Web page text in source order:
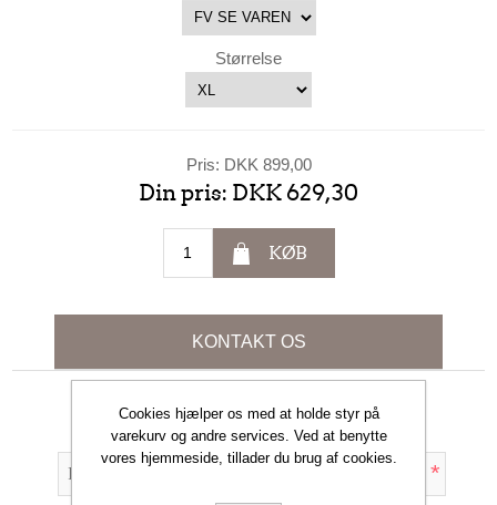
Størrelse
Pris: DKK 899,00
Din pris: DKK 629,30
KØB
KONTAKT OS
Dit navn
*
Cookies hjælper os med at holde styr på
varekurv og andre services. Ved at benytte
vores hjemmeside, tillader du brug af cookies.